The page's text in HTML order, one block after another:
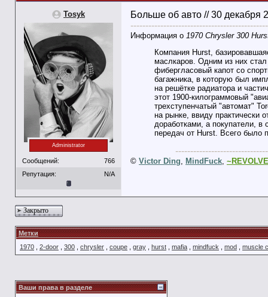
Tosyk
Administrator
Сообщений:
766
Репутация:
N/A
Больше об авто // 30 декабря
Информация о 1970 Chrysler 300
Компания Hurst,
маслкаров. Одним из них
фибергласовый капот со
багажника, в которую был
на решётке радиатора и
этот 1900-килограммовый
трехступенчатый "автомат"
на рынке, ввиду практически
доработками, а покупатели,
передач от Hurst. Всего было
© Victor Ding MindFuck
Закрыто
Метки
1970
2-door 300 chrysler coupe gray hurst mafia mindfuck mod muscle
Ваши права в разделе